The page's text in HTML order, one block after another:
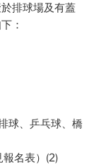
排球場及有蓋
：
球、乒乓球、橋
名表）(2)